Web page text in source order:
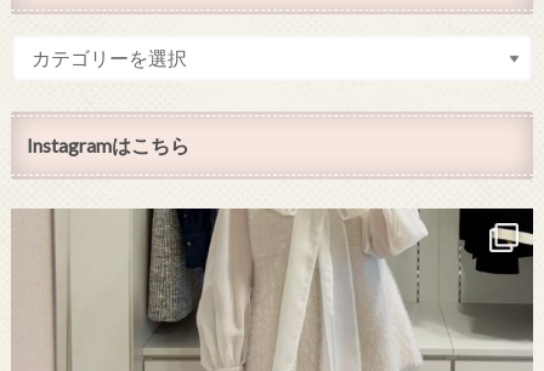
Instagramはこちら